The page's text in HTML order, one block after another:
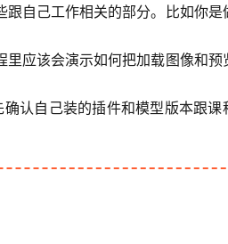
自己工作相关的部分。比如你是
应该会演示如何把加载图像和预
认自己装的插件和模型版本跟课